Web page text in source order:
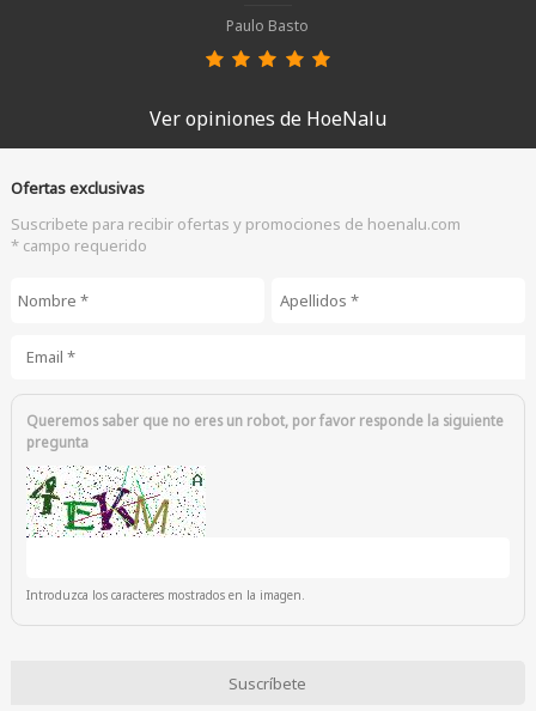
Paulo Basto
Ver opiniones de HoeNalu
Ofertas exclusivas
Suscribete para recibir ofertas y promociones de hoenalu.com
* campo requerido
*
Queremos saber que no eres un robot, por favor responde la siguiente
pregunta
Introduzca los caracteres mostrados en la imagen.